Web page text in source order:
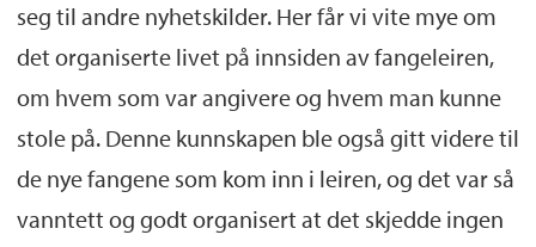
seg til andre nyhetskilder. Her får vi vite mye om
det organiserte livet på innsiden av fangeleiren,
om hvem som var angivere og hvem man kunne
stole på. Denne kunnskapen ble også gitt videre til
de nye fangene som kom inn i leiren, og det var så
vanntett og godt organisert at det skjedde ingen